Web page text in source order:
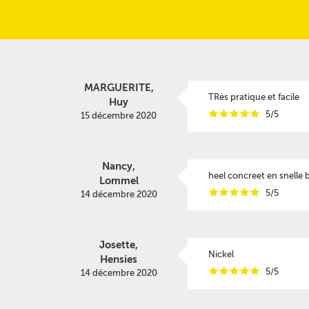
MARGUERITE,
Huy
15 décembre 2020
TRès pratique et facile
iiiii 5/5
Nancy,
Lommel
14 décembre 2020
heel concreet en snelle
iiiii 5/5
Josette,
Hensies
14 décembre 2020
Nickel
iiiii 5/5